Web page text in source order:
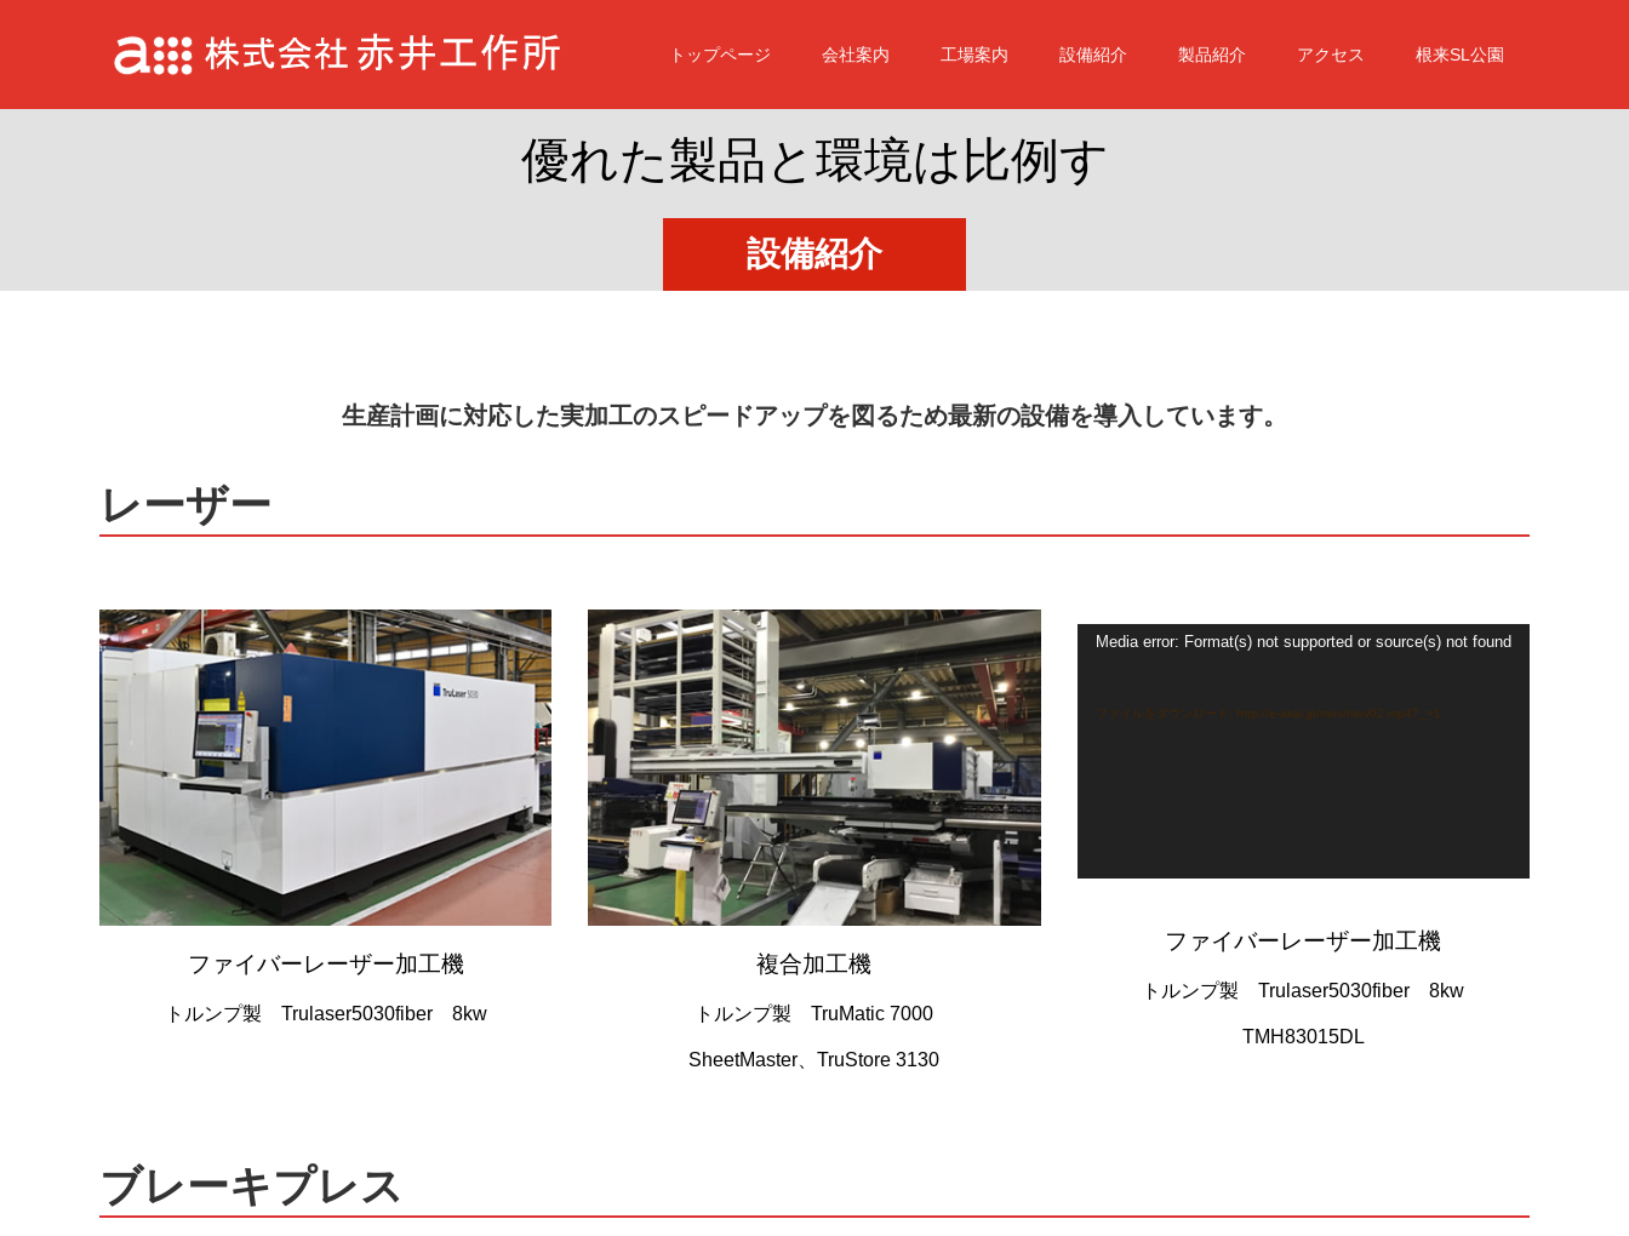
トップページ 会社案内 工場案内 設備紹介 製品紹介 アクセス 根来SL公園
設備紹介
優れた製品と環境は比例する
生産計画に対応した実加工のスピードアップを図るため最新の設備を導入しています。
レーザー
ファイバーレーザー加工機
トルンプ製 Trulaser5030fiber 8kw
複合加工機
トルンプ製 TruMatic 7000
SheetMaster、TruStore 3130
Media error: Format(s) not supported or source(s) not found
ファイルをダウンロード: http://e-akai.jp/mov/mov02.mp4?_=1
ファイバーレーザー加工機
トルンプ製 Trulaser5030fiber 8kw
TMH83015DL
ブレーキプレス